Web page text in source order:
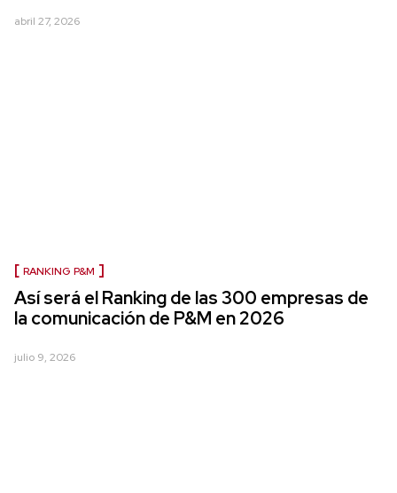
abril 27, 2026
RANKING P&M
Así será el Ranking de las 300 empresas de
la comunicación de P&M en 2026
julio 9, 2026